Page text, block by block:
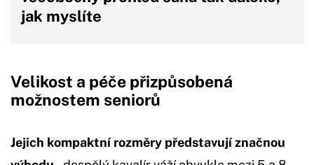
jak myslíte
Velikost a péče přizpůsobená
možnostem seniorů
Jejich kompaktní rozměry představují značnou